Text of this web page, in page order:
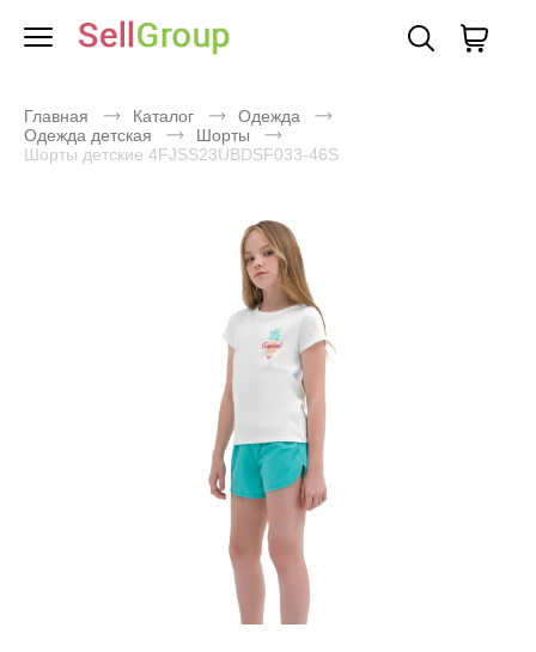
Главная Каталог
Одежда
Одежда детская
Шорты
Шорты детские 4FJSS23UBDSF033-46S